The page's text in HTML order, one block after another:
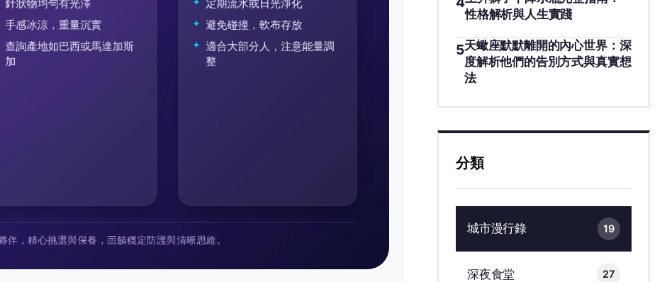
性格解析與人生實踐
5天蠍座默默離開的內心世界：深
度解析他們的告別方式與真實想
法
分類
城市漫行錄 19
深夜食堂 27